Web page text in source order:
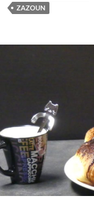
ZAZOUN